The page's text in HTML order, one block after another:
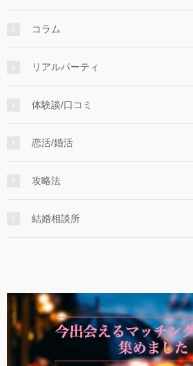
コラム
リアルパーティ
体験談/口コミ
恋活/婚活
攻略法
結婚相談所